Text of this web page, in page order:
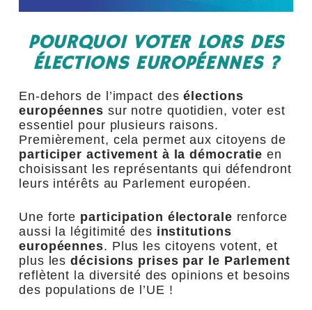
POURQUOI VOTER LORS DES
ÉLECTIONS EUROPÉENNES ?
En-dehors de l’impact desélections
européennes sur notre quotidien, voter est
essentiel pour plusieurs raisons.
Premièrement, cela permet aux citoyens de
participer activement à la démocratie en
choisissant les représentants qui défendront
leurs intérêts au Parlement européen.
Une forte participation électorale renforce
aussi la légitimité des institutions
européennes. Plus les citoyens votent, et
plus lesdécisions prises par le Parlement
reflètent la diversité des opinions et besoins
des populations de l’UE !